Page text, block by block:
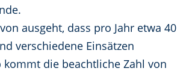
ausgeht, dass pro Jahr etwa 40
verschiedene Einsätzen
kommt die beachtliche Zahl von